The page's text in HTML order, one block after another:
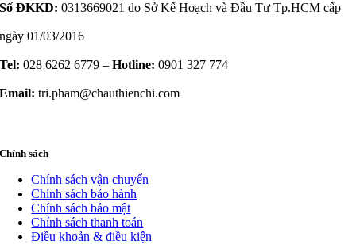
Số ĐKKD: 0313669021 do Sở Kế Hoạch và Đầu Tư Tp.HCM cấp
ngày 01/03/2016
Tel: 028 6262 6779 –Hotline: 0901 327 774
Email: tri.pham@chauthienchi.com
Chính sách
Chính sách vận chuyển
Chính sách bảo hành
Chính sách bảo mật
Chính sách thanh toán
Điều khoản & điều kiện